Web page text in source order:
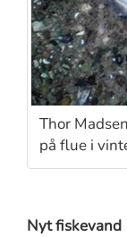
Thor
på flue i
Nyt fiskevand